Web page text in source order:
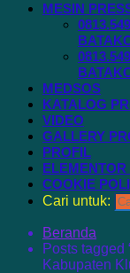
MESIN
MEDSOS
KATALOG
VIDEO
GALLERY
PROFIL
COOKIE
Cari untuk:
Beranda
Posts tagged
Kabupaten